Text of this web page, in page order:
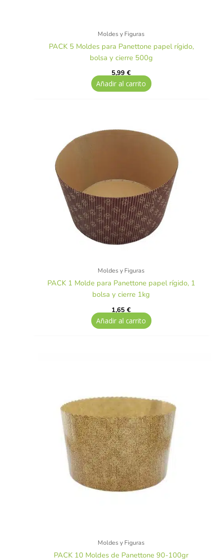
Moldes y Figuras
PACK 5 Moldes para Panettone papel rígido,
bolsa y cierre 500g
5,99€
Añadir al carrito
Moldes y Figuras
PACK 1 Molde para Panettone papel rígido, 1
bolsa y cierre 1kg
1,65€
Añadir al carrito
Moldes y Figuras
PACK 10 Moldes de Panettone 90-100gr